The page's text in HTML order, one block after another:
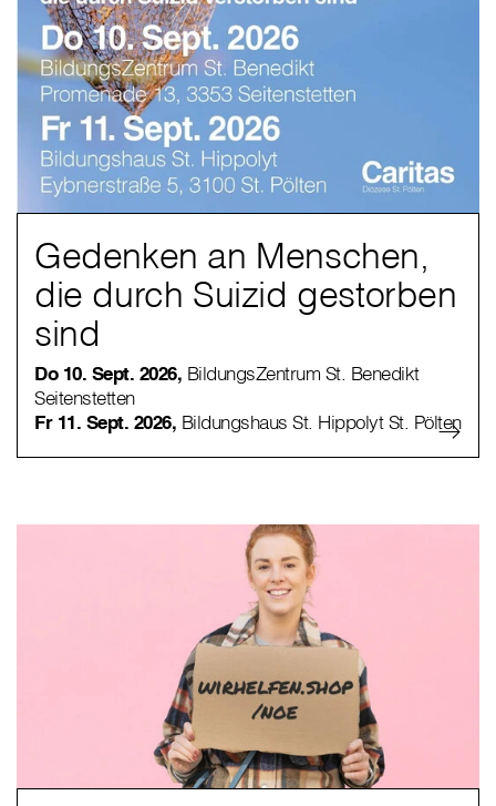
Gedenken an Menschen,
die durch Suizid gestorben
sind
Do 10. Sept. 2026, BildungsZentrum St. Benedikt
Seitenstetten
Fr 11. Sept. 2026, Bildungshaus St. Hippolyt St. Pölten